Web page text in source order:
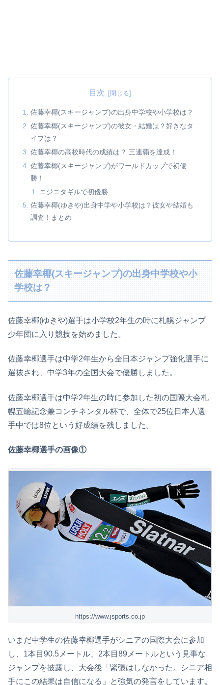
目次
佐藤幸椰(スキージャンプ)の出身中学校や小学校は？
佐藤幸椰(スキージャンプ)の彼女・結婚は？好きなタ
イプは？
佐藤幸椰の高校時代の成績は？ 三連覇を達成！
佐藤幸椰(スキージャンプ)がワールドカップで初優
勝！
ニジニタギルで初優勝
佐藤幸椰(ゆきや)出身中学や小学校は？彼女や結婚も
調査！まとめ
佐藤幸椰(スキージャンプ)の出身中学校や小
学校は？
佐藤幸椰(ゆきや)選手は小学校2年生の時に札幌ジャンプ
少年団に入り競技を始めました。
佐藤幸椰選手は中学2年生から全日本ジャンプ強化選手に
選抜され、中学3年の全国大会で優勝しました。
佐藤幸椰選手は中学2年生の時に参加した初の国際大会札
幌五輪記念兼コンチネンタル杯で、全体で25位日本人選
手中では8位という好成績を残しました。
佐藤幸椰選手の画像①
https://www.jsports.co.jp
いまだ中学生の佐藤幸椰選手がシニアの国際大会に参加
し、1本目90.5メートル、2本目89メートルという見事な
ジャンプを披露し、大会後「緊張はしなかった。シニア相
手にこの結果は自信になる」と強気の発言をしています。